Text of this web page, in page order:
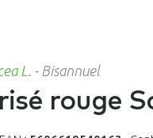
L. - Bisannuel
rouge